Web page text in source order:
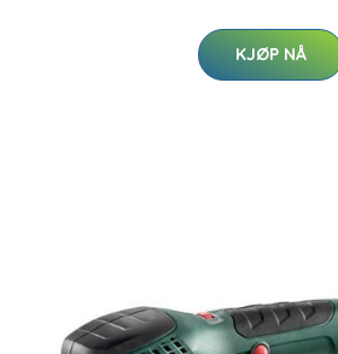
KJØP NÅ